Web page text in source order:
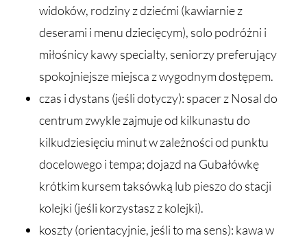
widoków, rodziny z dziećmi (kawiarnie z
deserami i menu dziecięcym), solo podróżni i
miłośnicy kawy specialty, seniorzy preferujący
spokojniejsze miejsca z wygodnym dostępem.
czas i dystans (jeśli dotyczy): spacer z Nosal do
centrum zwykle zajmuje od kilkunastu do
kilkudziesięciu minut w zależności od punktu
docelowego i tempa; dojazd na Gubałówkę
krótkim kursem taksówką lub pieszo do stacji
kolejki (jeśli korzystasz z kolejki).
koszty (orientacyjnie, jeśli to ma sens): kawa w